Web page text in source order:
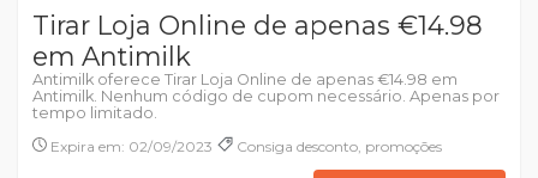
Tirar Loja Online de apenas €14.98
em Antimilk
Antimilk oferece Tirar Loja Online de apenas €14.98 em
Antimilk. Nenhum código de cupom necessário. Apenas por
tempo limitado.
Expira em: 02/09/2023
Consiga desconto, promoções